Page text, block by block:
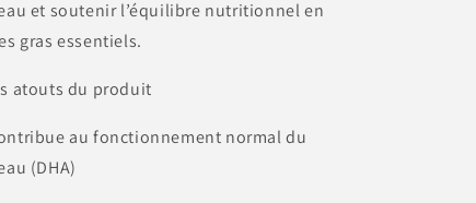
et soutenir l’équilibre nutritionnel en
gras essentiels.
atouts du produit
au fonctionnement normal du
(DHA)